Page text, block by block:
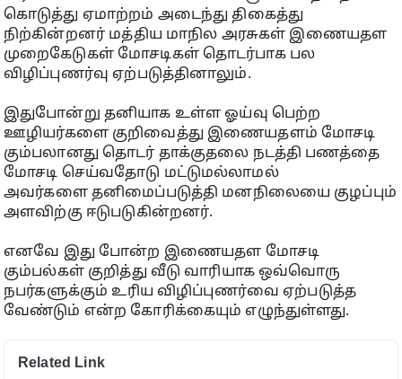
கொடுத்து ஏமாற்றம் அடைந்து திகைத்து
நிற்கின்றனர் மத்திய மாநில அரசுகள் இணையதள
முறைகேடுகள் மோசடிகள் தொடர்பாக பல
விழிப்புணர்வு ஏற்படுத்தினாலும்.
இதுபோன்று தனியாக உள்ள ஓய்வு பெற்ற
ஊழியர்களை குறிவைத்து இணையதளம் மோசடி
கும்பலானது தொடர் தாக்குதலை நடத்தி பணத்தை
மோசடி செய்வதோடு மட்டுமல்லாமல்
அவர்களை தனிமைப்படுத்தி மனநிலையை குழப்பும்
அளவிற்கு ஈடுபடுகின்றனர்.
எனவே இது போன்ற இணையதள மோசடி
கும்பல்கள் குறித்து வீடு வாரியாக ஒவ்வொரு
நபர்களுக்கும் உரிய விழிப்புணர்வை ஏற்படுத்த
வேண்டும் என்ற கோரிக்கையும் எழுந்துள்ளது.
Related Link